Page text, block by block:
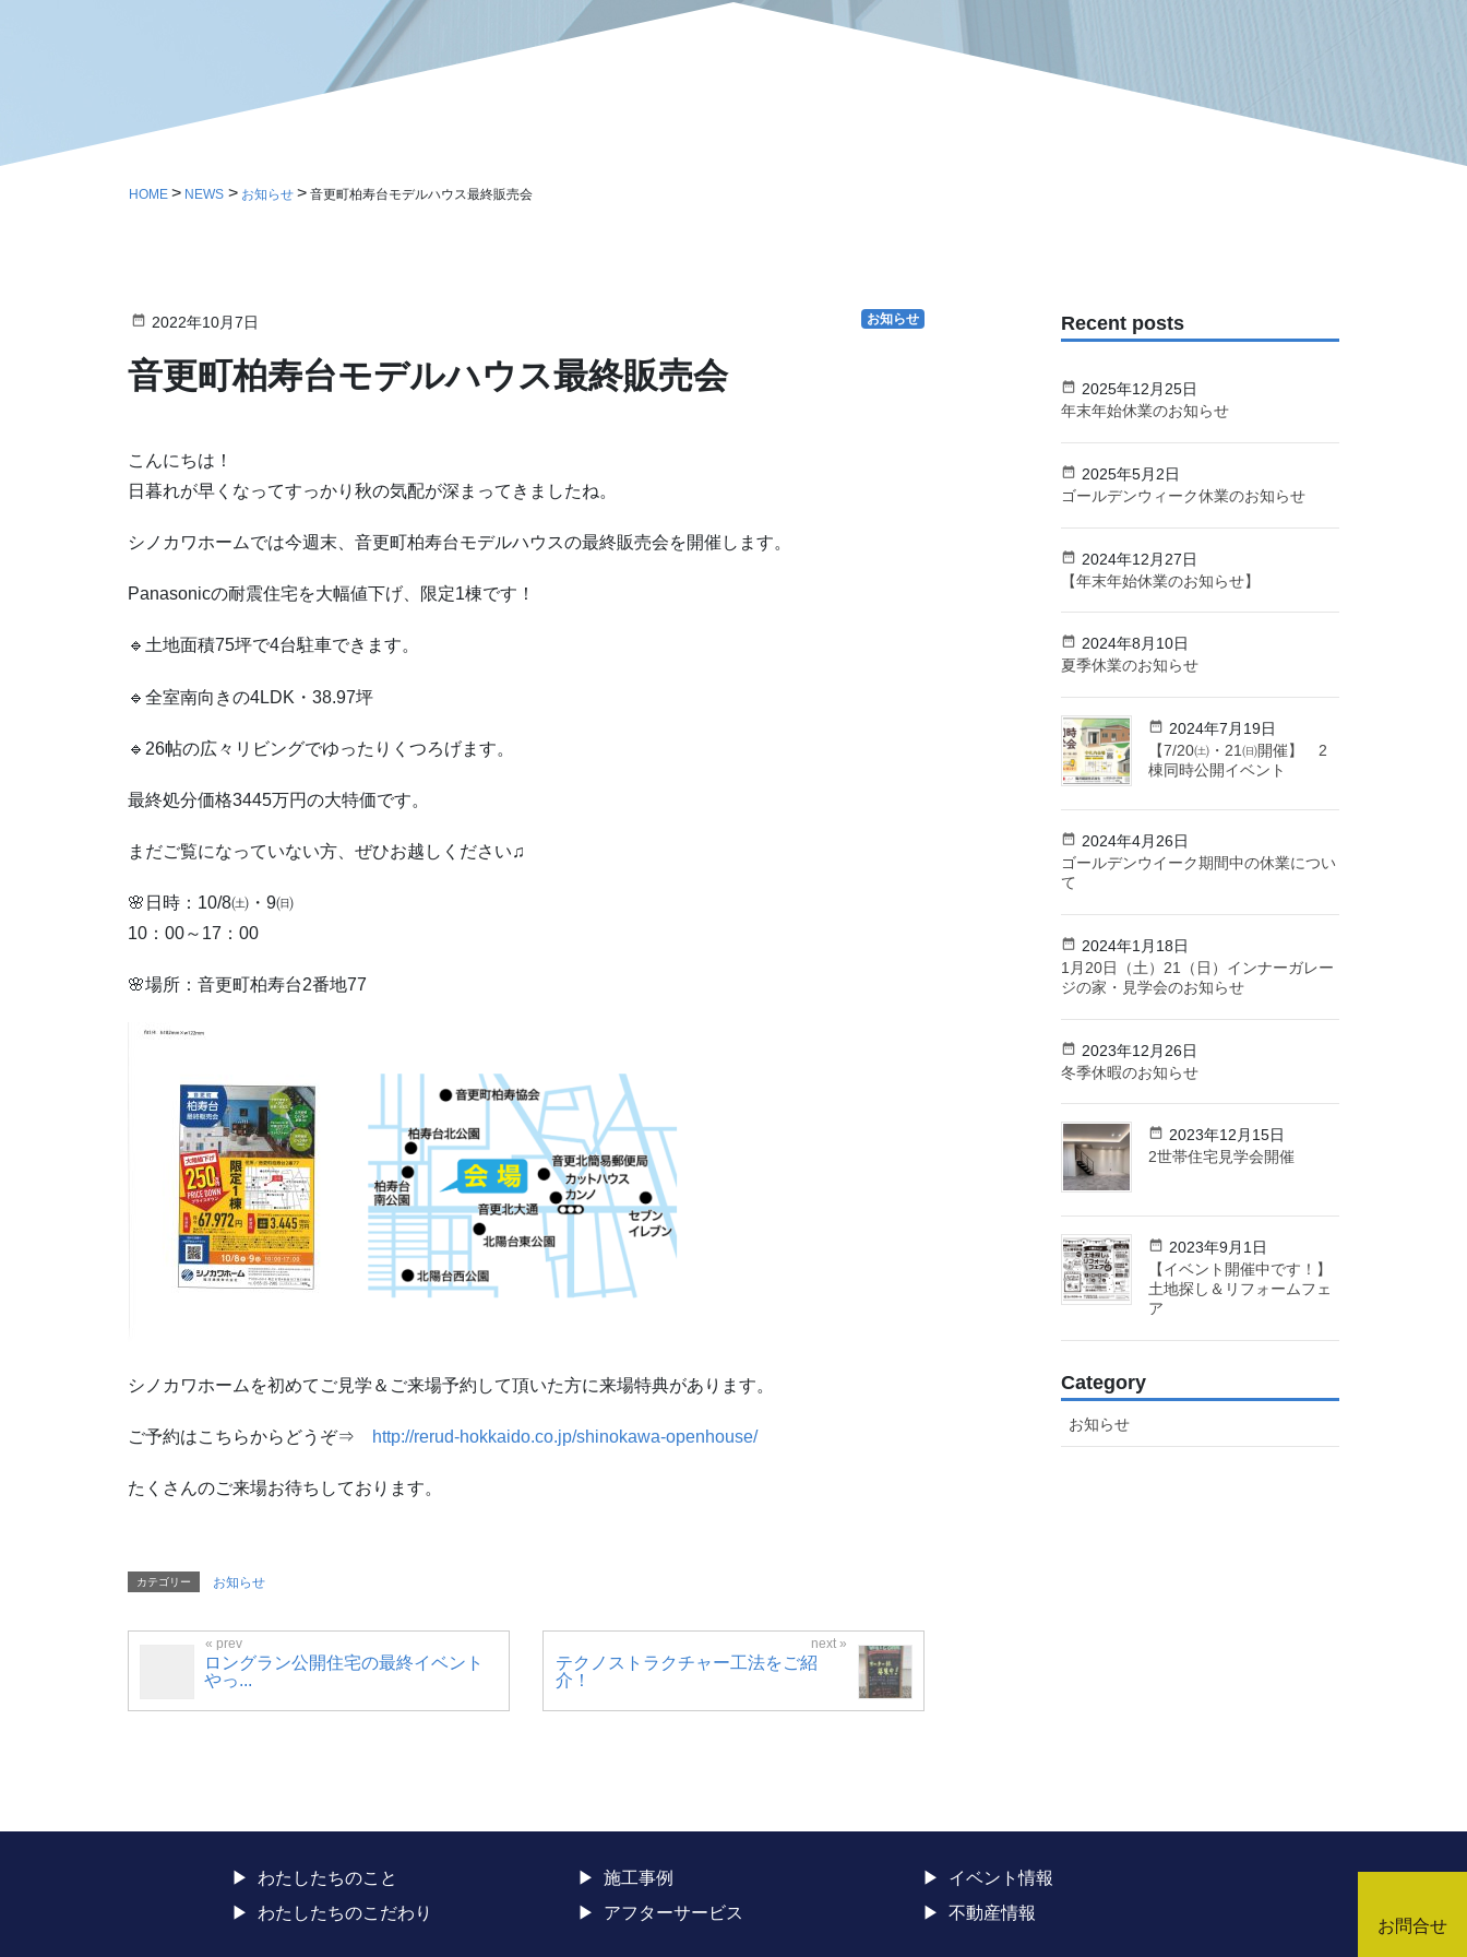
HOME NEWS お知らせ 音更町柏寿台モデルハウス最終販売会
2022年10月7日 お知らせ
音更町柏寿台モデルハウス最終販売会
こんにちは！
日暮れが早くなってすっかり秋の気配が深まってきましたね。
シノカワホームでは今週末、音更町柏寿台モデルハウスの最終販売会を開催します。
Panasonicの耐震住宅を大幅値下げ、限定1棟です！
🔹土地面積75坪で4台駐車できます。
🔹全室南向きの4LDK・38.97坪
🔹26帖の広々リビングでゆったりくつろげます。
最終処分価格3445万円の大特価です。
まだご覧になっていない方、ぜひお越しください♫
🌸日時：10/8㈯・9㈰
10：00～17：00
🌸場所：音更町柏寿台2番地77
シノカワホームを初めてご見学＆ご来場予約して頂いた方に来場特典があります。
ご予約はこちらからどうぞ⇒ http://rerud-hokkaido.co.jp/shinokawa-openhouse/
たくさんのご来場お待ちしております。
カテゴリー お知らせ
ロングラン公開住宅の最終イベント
やっ...
テクノストラクチャー工法をご紹
介！
Recent posts
2025年12月25日
年末年始休業のお知らせ
2025年5月2日
ゴールデンウィーク休業のお知らせ
2024年12月27日
【年末年始休業のお知らせ】
2024年8月10日
夏季休業のお知らせ
2024年7月19日
【7/20㈯・21㈰開催】 2
棟同時公開イベント
2024年4月26日
ゴールデンウイーク期間中の休業につい
て
2024年1月18日
1月20日（土）21（日）インナーガレー
ジの家・見学会のお知らせ
2023年12月26日
冬季休暇のお知らせ
2023年12月15日
2世帯住宅見学会開催
2023年9月1日
【イベント開催中です！】
土地探し＆リフォームフェ
ア
Category
お知らせ
わたしたちのこと
わたしたちのこだわり
施工事例
アフターサービス
イベント情報
不動産情報
お問合せ